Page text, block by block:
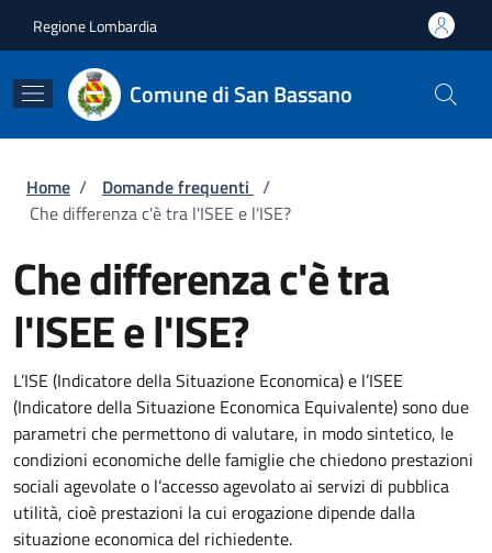
Regione Lombardia
Comune di San Bassano
Briciole di pane
Home / Domande frequenti /
Che differenza c'è tra l'ISEE e l'ISE?
Che differenza c'è tra
l'ISEE e l'ISE?
L’ISE (Indicatore della Situazione Economica) e l’ISEE
(Indicatore della Situazione Economica Equivalente) sono due
parametri che permettono di valutare, in modo sintetico, le
condizioni economiche delle famiglie che chiedono prestazioni
sociali agevolate o l’accesso agevolato ai servizi di pubblica
utilità, cioè prestazioni la cui erogazione dipende dalla
situazione economica del richiedente.